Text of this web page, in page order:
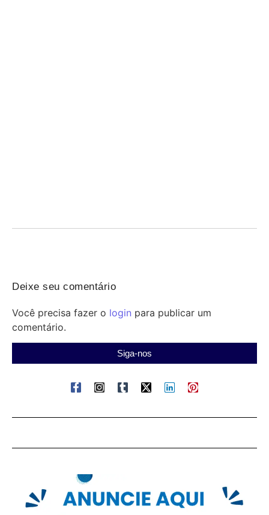
Deixe seu comentário
Você precisa fazer o login para publicar um
comentário.
Siga-nos